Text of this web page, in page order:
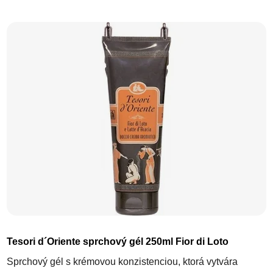
Tesori d´Oriente sprchový gél 250ml Fior di Loto
Sprchový gél s krémovou konzistenciou, ktorá vytvára